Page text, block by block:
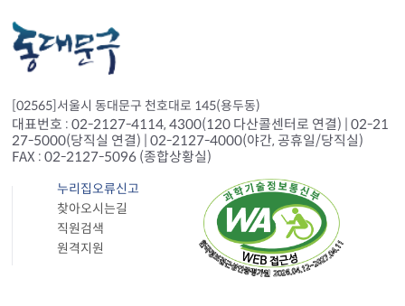
[02565]서울시 동대문구 천호대로 145(용두동)
대표번호 : 02-2127-4114, 4300(120 다산콜센터로 연결) | 02-21
27-5000(당직실 연결) | 02-2127-4000(야간, 공휴일/당직실)
FAX : 02-2127-5096 (종합상황실)
누리집오류신고
찾아오시는길
직원검색
원격지원